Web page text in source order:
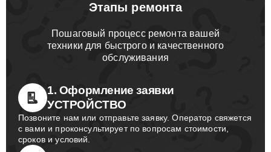
Этапы ремонта
Пошаговый процесс ремонта вашей
техники для быстрого и качественного
обслуживания
1. Оформление заявки
УСТРОЙСТВО
Позвоните нам или отправьте заявку. Оператор свяжется
с вами и проконсультирует по вопросам стоимости,
сроков и условий.